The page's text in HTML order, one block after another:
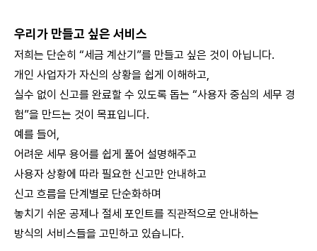
우리가 만들고 싶은 서비스
저희는 단순히 “세금 계산기”를 만들고 싶은 것이 아닙니다.
개인 사업자가 자신의 상황을 쉽게 이해하고,
실수 없이 신고를 완료할 수 있도록 돕는 “사용자 중심의 세무 경
험”을 만드는 것이 목표입니다.
예를 들어,
어려운 세무 용어를 쉽게 풀어 설명해주고
사용자 상황에 따라 필요한 신고만 안내하고
신고 흐름을 단계별로 단순화하며
놓치기 쉬운 공제나 절세 포인트를 직관적으로 안내하는
방식의 서비스들을 고민하고 있습니다.